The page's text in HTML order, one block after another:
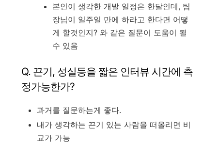
본인이 생각한 개발 일정은 한달인데, 팀
장님이 일주일 만에 하라고 한다면 어떻
게 할것인지? 와 같은 질문이 도움이 될
수 있음
Q. 끈기, 성실등을 짧은 인터뷰 시간에 측
정가능한가?
과거를 질문하는게 좋다.
내가 생각하는 끈기 있는 사람을 떠올리면 비
교가 가능